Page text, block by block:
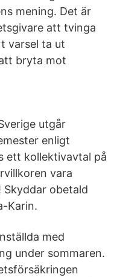
mening. Det är
att tvinga
varsel ta ut
bryta mot
utgår
enligt
ett kollektivavtal på
vara
obetald
Karin.
med
under sommaren.